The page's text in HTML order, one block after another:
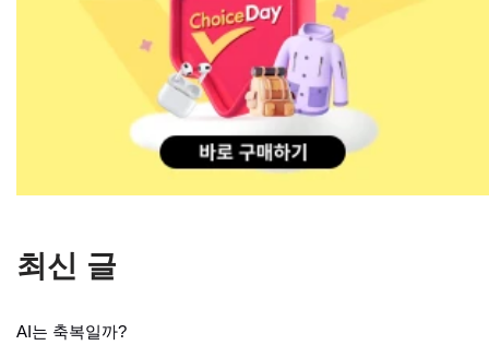
최신 글
AI는 축복일까?